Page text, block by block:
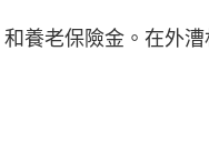
養老保險金。在外